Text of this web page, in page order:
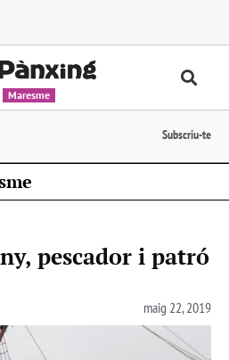
Maresme
Subscriu-te
pescador i patró
maig 22, 2019